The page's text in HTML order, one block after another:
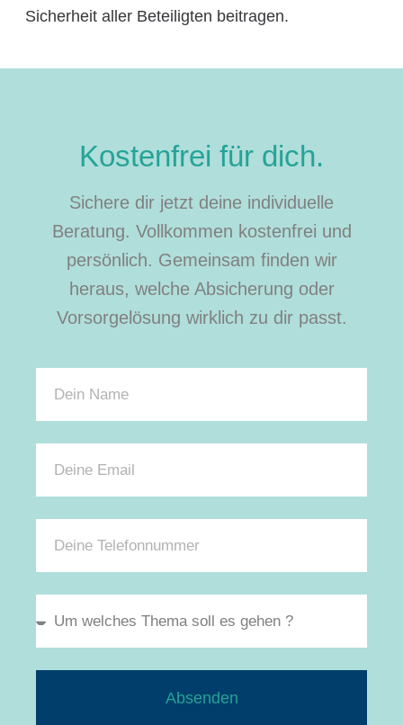
Sicherheit aller Beteiligten beitragen.
Kostenfrei für dich.
Sichere dir jetzt deine individuelle
Beratung. Vollkommen kostenfrei und
persönlich. Gemeinsam finden wir
heraus, welche Absicherung oder
Vorsorgelösung wirklich zu dir passt.
Absenden